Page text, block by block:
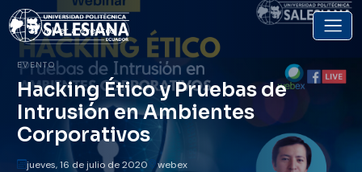
Volver a eventos
EVENTO
Hacking Ético y Pruebas de
Intrusión en Ambientes
Corporativos
jueves, 16 de julio de 2020 webex